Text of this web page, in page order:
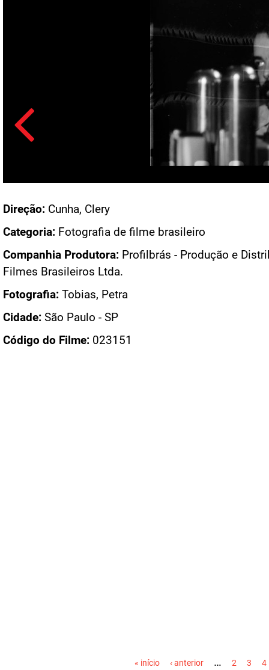
Direção: Cunha, Clery
Categoria: Fotografia de filme brasileiro
Companhia Produtora: Profilbrás - Produção e
Filmes Brasileiros Ltda.
Fotografia: Tobias, Petra
Cidade: São Paulo - SP
Código do Filme: 023151
« início ‹ anterior … 2 3 4